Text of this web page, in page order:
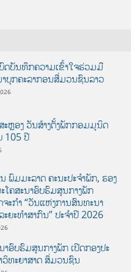
ດບັນທຶກຄວາມເຂົ້າໃຈຮ່ວມມື
າບຸກຄະລາກອນສື່ມວນຊົນລາວ
ະຫຼອງ ວັນສ້າງຕັ້ງພັກກອມມູນິດ
105 ປີ
ພົມມະລາດ ຄະນະປະຈໍາພັກ, ຮອງ
ໂຄສະນາອົບຮົມສູນກາງພັກ
ະກຳ “ວັນແຫ່ງການສົນທະນາ
ະຍະທຳສາກົນ” ປະຈຳປີ 2026
າອົບຮົມສູນກາງພັກ ເປີດກອງປະ
ວິທະຍາສາດ ສຶ່ມວນຊົນ